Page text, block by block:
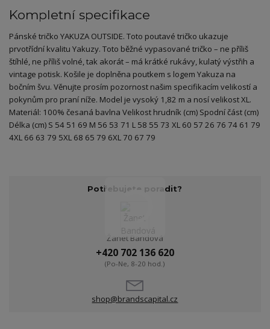
Kompletní specifikace
Pánské tričko YAKUZA OUTSIDE. Toto poutavé tričko ukazuje
prvotřídní kvalitu Yakuzy. Toto běžné vypasované tričko – ne příliš
štíhlé, ne příliš volné, tak akorát – má krátké rukávy, kulatý výstřih a
vintage potisk. Košile je doplněna poutkem s logem Yakuza na
bočním švu. Věnujte prosím pozornost našim specifikacím velikostí a
pokynům pro praní níže. Model je vysoký 1,82 m a nosí velikost XL.
Materiál: 100% česaná bavlna Velikost hrudník (cm) Spodní část (cm)
Délka (cm) S 54 51 69 M 56 53 71 L 58 55 73 XL 60 57 26 76 74 61 79
4XL 66 63 79 5XL 68 65 79 6XL 70 67 79
Potřebujete poradit?
Žanet Bandová
+420 702 136 620
(Po-Ne, 8-20 hod.)
shop@brandscapital.cz